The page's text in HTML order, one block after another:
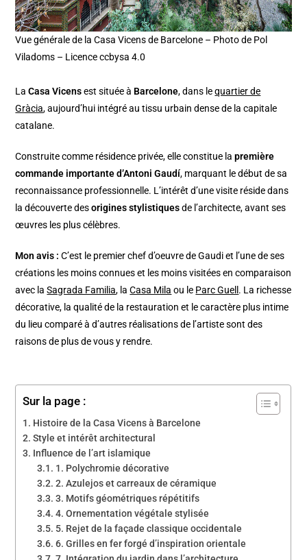
Vue générale de la Casa Vicens de Barcelone – Photo de Pol
Viladoms – Licence ccbysa 4.0
LaCasa Vicensest située à Barcelone, dans lequartier de
Gràcia, aujourd’hui intégré au tissu urbain dense de la capitale
catalane.
Construite comme résidence privée, elle constitue lapremière
commande importante d’Antoni Gaudí, marquant le début de sa
reconnaissance professionnelle. L’intérêt d’une visite réside dans
la découverte desorigines stylistiquesde l’architecte, avant ses
œuvres les plus célèbres.
Mon avis : C’est le premier chef d’oeuvre de Gaudi et l’une de ses
créations les moins connues et les moins visitées en comparaison
avec laSagrada Familia, laCasa Mila ou le Parc Guell . La richesse
décorative, la qualité de la restauration et le caractère plus intime
du lieu comparé à d’autres réalisations de l’artiste sont des
raisons de plus de vous y rendre.
Sur la page :
Histoire de la Casa Vicens à Barcelone
Style et intérêt architectural
Influence de l’art islamique
1. Polychromie décorative
2. Azulejos et carreaux de céramique
3. Motifs géométriques répétitifs
4. Ornementation végétale stylisée
5. Rejet de la façade classique occidentale
6. Grilles en fer forgé d’inspiration orientale